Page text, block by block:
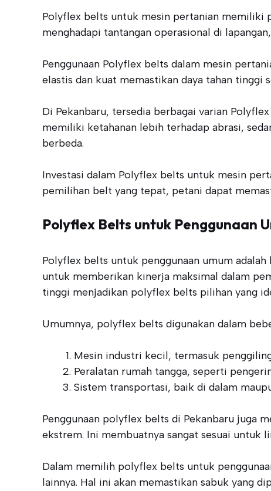
Polyflex belts untuk mesin pertanian memiliki
menghadapi tantangan operasional di
Penggunaan Polyflex belts dalam mesin
elastis dan kuat memastikan daya tahan tinggi
Di Pekanbaru, tersedia berbagai varian
memiliki ketahanan lebih terhadap abrasi,
berbeda.
Investasi dalam Polyflex belts untuk mesin
pemilihan belt yang tepat, petani dapat
Polyflex Belts untuk Penggunaan
Polyflex belts untuk penggunaan umum
untuk memberikan kinerja maksimal dalam
tinggi menjadikan polyflex belts pilihan yang
Umumnya, polyflex belts digunakan dalam
Mesin industri kecil, termasuk
Peralatan rumah tangga, seperti
Sistem transportasi, baik di dalam
Penggunaan polyflex belts di Pekanbaru juga
ekstrem. Ini membuatnya sangat sesuai untuk
Dalam memilih polyflex belts untuk
lainnya. Hal ini akan memastikan sabuk yang